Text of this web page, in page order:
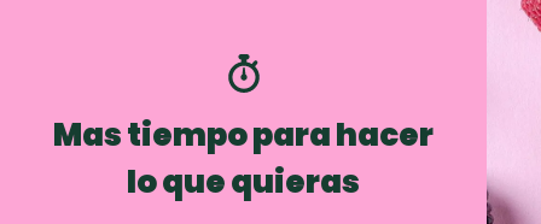
Mas tiempo para hacer
lo que quieras